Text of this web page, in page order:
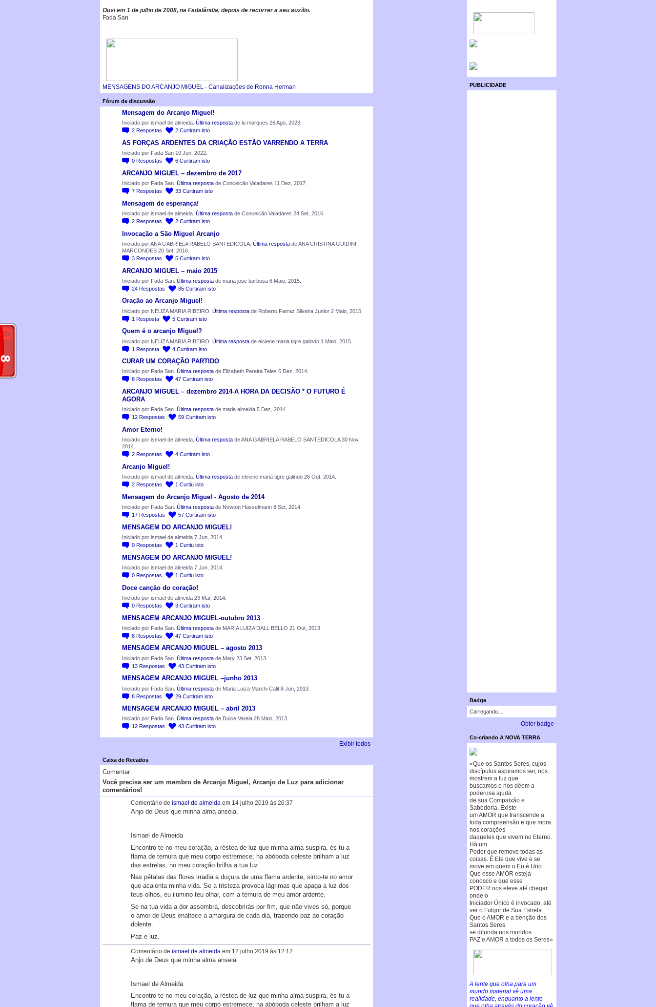
Ouvi em 1 de julho de 2008, na Fadalândia, depois de recorrer a seu auxílio.
Fada San
MENSAGENS DO ARCANJO MIGUEL - Canalizações de Ronna Herman
Fórum de discussão
Mensagem do Arcanjo Miguel!
Iniciado por ismael de almeida. Última respostade lu marques 26 Ago, 2023.
2 Respostas 2 Curtiram isto
AS FORÇAS ARDENTES DA CRIAÇÃO ESTÃO VARRENDO A TERRA
Iniciado por Fada San 10 Jun, 2022.
0 Respostas 6 Curtiram isto
ARCANJO MIGUEL – dezembro de 2017
Iniciado por Fada San. Última respostade Conceicão Valadares 11 Dez, 2017.
7 Respostas 33 Curtiram isto
Mensagem de esperança!
Iniciado por ismael de almeida. Última respostade Conceicão Valadares 24 Set, 2016.
2 Respostas 2 Curtiram isto
Invocação a São Miguel Arcanjo
Iniciado por ANA GABRIELA RABELO SANTEDICOLA. Última respostade ANA CRISTINA GUIDINI
MARCONDES 20 Set, 2016.
3 Respostas 5 Curtiram isto
ARCANJO MIGUEL – maio 2015
Iniciado por Fada San. Última respostade maria jose barbosa 6 Maio, 2015.
24 Respostas 85 Curtiram isto
Oração ao Arcanjo Miguel!
Iniciado por NEUZA MARIA RIBEIRO. Última respostade Roberto Farraz Silveira Junior 2 Maio, 2015.
1 Resposta 5 Curtiram isto
Quem é o arcanjo Miguel?
Iniciado por NEUZA MARIA RIBEIRO. Última respostade elciene maria tigre galindo 1 Maio, 2015.
1 Resposta 4 Curtiram isto
CURAR UM CORAÇÃO PARTIDO
Iniciado por Fada San. Última respostade Elizabeth Pereira Teles 6 Dez, 2014.
8 Respostas 47 Curtiram isto
ARCANJO MIGUEL – dezembro 2014-A HORA DA DECISÃO * O FUTURO É
AGORA
Iniciado por Fada San. Última respostade maria almeida 5 Dez, 2014.
12 Respostas 59 Curtiram isto
Amor Eterno!
Iniciado por ismael de almeida. Última respostade ANA GABRIELA RABELO SANTEDICOLA 30 Nov,
2014.
2 Respostas 4 Curtiram isto
Arcanjo Miguel!
Iniciado por ismael de almeida. Última respostade elciene maria tigre galindo 26 Out, 2014.
2 Respostas 1 Curtiu isto
Mensagem do Arcanjo Miguel - Agosto de 2014
Iniciado por Fada San. Última respostade Newton Hasselmann 8 Set, 2014.
17 Respostas 57 Curtiram isto
MENSAGEM DO ARCANJO MIGUEL!
Iniciado por ismael de almeida 7 Jun, 2014.
0 Respostas 1 Curtiu isto
MENSAGEM DO ARCANJO MIGUEL!
Iniciado por ismael de almeida 7 Jun, 2014.
0 Respostas 1 Curtiu isto
Doce canção do coração!
Iniciado por ismael de almeida 23 Mar, 2014.
0 Respostas 3 Curtiram isto
MENSAGEM ARCANJO MIGUEL-outubro 2013
Iniciado por Fada San. Última respostade MARIA LUIZA DALL BELLO 21 Out, 2013.
8 Respostas 47 Curtiram isto
MENSAGEM ARCANJO MIGUEL – agosto 2013
Iniciado por Fada San. Última respostade Mary 23 Set, 2013.
13 Respostas 43 Curtiram isto
MENSAGEM ARCANJO MIGUEL –junho 2013
Iniciado por Fada San. Última respostade Maria Luiza Marchi Calit 8 Jun, 2013.
8 Respostas 29 Curtiram isto
MENSAGEM ARCANJO MIGUEL – abril 2013
Iniciado por Fada San. Última respostade Dulce Varela 28 Maio, 2013.
12 Respostas 43 Curtiram isto
Exibir todos
Caixa de Recados
Comentar
Você precisa ser um membro de Arcanjo Miguel, Arcanjo de Luz para adicionar
comentários!
Comentário de ismael de almeidaem 14 julho 2019 às 20:37
Anjo de Deus que minha alma anseia.
Ismael de Almeida
Encontro-te no meu coração, a réstea de luz que minha alma suspira, és tu a
flama de ternura que meu corpo estremece; na abóboda celeste brilham a luz
das estrelas, no meu coração brilha a tua luz.
Nas pétalas das flores irradia a doçura de uma flama ardente, sinto-te no amor
que acalenta minha vida. Se a tristeza provoca lágrimas que apaga a luz dos
teus olhos, eu ilumino teu olhar, com a ternura de meu amor ardente.
Se na tua vida a dor assombra, descobrirás por fim, que não vives só, porque
o amor de Deus enaltece a amargura de cada dia, trazendo paz ao coração
dolente.
Paz e luz.
Comentário de ismael de almeida em 12 julho 2019 às 12:12
Anjo de Deus que minha alma anseia.
Ismael de Almeida
Encontro-te no meu coração, a réstea de luz que minha alma suspira, és tu a
flama de ternura que meu corpo estremece; na abóboda celeste brilham a luz
PUBLICIDADE
Badge
Carregando...
Obter badge
Co-criando A NOVA TERRA
«Que os Santos Seres, cujos
discípulos aspiramos ser, nos
mostrem a luz que
buscamos e nos dêem a
poderosa ajuda
de sua Compaixão e
Sabedoria. Existe
um AMOR que transcende a
toda compreensão e que mora
nos corações
daqueles que vivem no Eterno.
Há um
Poder que remove todas as
coisas. É Ele que vive e se
move em quem o Eu é Uno.
Que esse AMOR esteja
conosco e que esse
PODER nos eleve até chegar
onde o
Iniciador Único é invocado, até
ver o Fulgor de Sua Estrela.
Que o AMOR e a bênção dos
Santos Seres
se difunda nos mundos.
PAZ e AMOR a todos os Seres»
A lente que olha para um
mundo material vê uma
realidade, enquanto a lente